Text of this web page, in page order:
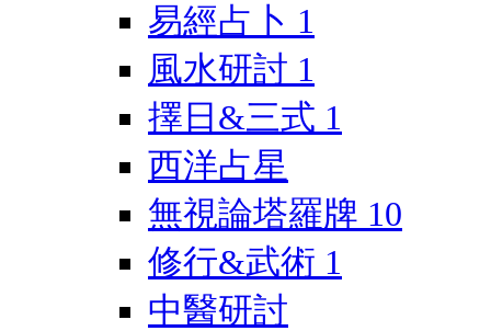
易經占卜 1
風水研討 1
擇日&三式 1
西洋占星
無視論塔羅牌 10
修行&武術 1
中醫研討